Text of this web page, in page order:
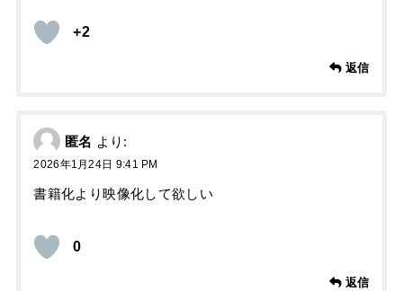
+2
返信
匿名 より:
2026年1月24日 9:41 PM
書籍化より映像化して欲しい
0
返信